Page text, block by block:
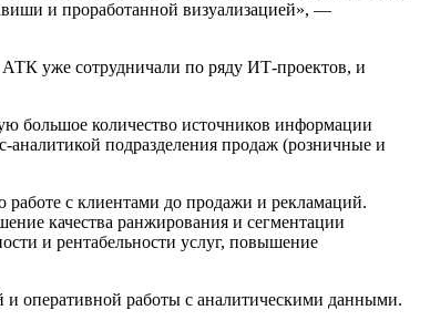
и проработанной визуализацией», —
уже сотрудничали по ряду ИТ-проектов, и
большое количество источников информации
подразделения продаж (розничные и
работе с клиентами до продажи и рекламаций.
качества ранжирования и сегментации
и рентабельности услуг, повышение
и оперативной работы с аналитическими данными.